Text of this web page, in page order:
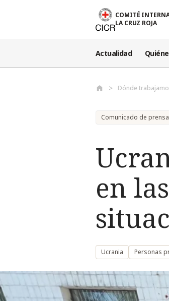
COMITÉ
LA CRUZ ROJA
Actualidad
Dónde
Comunicado de prensa
en
Ucrania Personas